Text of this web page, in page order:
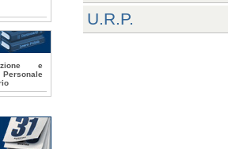
U.R.P.
e